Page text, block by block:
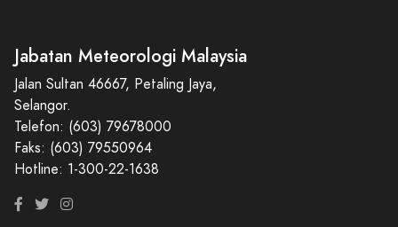
Jabatan Meteorologi Malaysia
Jalan Sultan 46667, Petaling Jaya,
Selangor.
Telefon: (603) 79678000
Faks: (603) 79550964
Hotline: 1-300-22-1638